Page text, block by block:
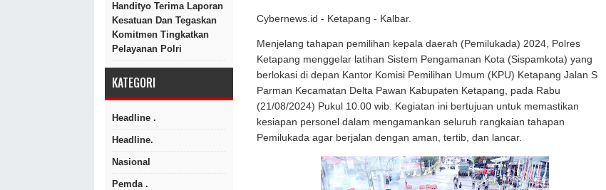
Handityo Terima Laporan
Kesatuan Dan Tegaskan
Komitmen Tingkatkan
Pelayanan Polri
KATEGORI
Headline .
Headline.
Nasional
Pemda .
Cybernews.id - Ketapang - Kalbar.
Menjelang tahapan pemilihan kepala daerah (Pemilukada) 2024, Polres
Ketapang menggelar latihan Sistem Pengamanan Kota (Sispamkota) yang
berlokasi di depan Kantor Komisi Pemilihan Umum (KPU) Ketapang Jalan S
Parman Kecamatan Delta Pawan Kabupaten Ketapang, pada Rabu
(21/08/2024) Pukul 10.00 wib. Kegiatan ini bertujuan untuk memastikan
kesiapan personel dalam mengamankan seluruh rangkaian tahapan
Pemilukada agar berjalan dengan aman, tertib, dan lancar.